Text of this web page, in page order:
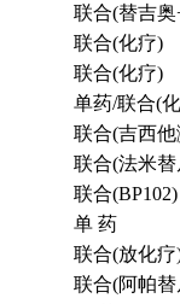
联合(替吉
联合(化疗)
联合(化疗)
单药/联合(
联合(吉西
联合(法米替
联合(BP102)
单 药
联合(放化疗
联合(阿帕